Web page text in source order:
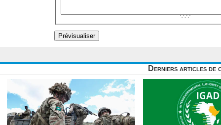
Derniers articles de